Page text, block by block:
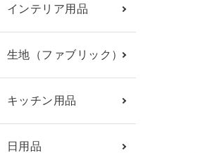
インテリア用品
生地（ファブリック）
キッチン用品
日用品